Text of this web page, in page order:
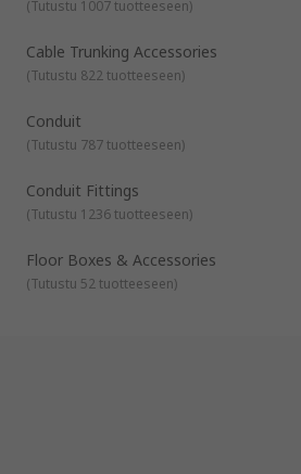
suunniteltu auttamaan sinua
kaapelimerkintätarvikkeet,
kaapelikourutarvikkeet ja lattiarasiat ja
(Tutustu 1007 tuotteeseen)
Cable Trunking Accessories
(Tutustu 822 tuotteeseen)
Conduit
(Tutustu 787 tuotteeseen)
Conduit Fittings
(Tutustu 1236 tuotteeseen)
Floor Boxes & Accessories
(Tutustu 52 tuotteeseen)